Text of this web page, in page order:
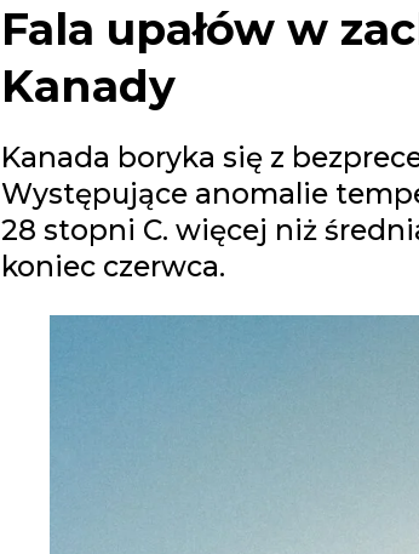
Fala upałów w
Kanady
Kanada boryka się z
Występujące anomalie
28 stopni C. więcej niż
koniec czerwca.